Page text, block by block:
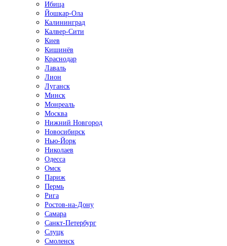
Ибица
Йошкар-Ола
Калининград
Калвер-Сити
Киев
Кишинёв
Краснодар
Лаваль
Лион
Луганск
Минск
Монреаль
Москва
Нижний Новгород
Новосибирск
Нью-Йорк
Николаев
Одесса
Омск
Париж
Пермь
Рига
Ростов-на-Дону
Самара
Санкт-Петербург
Слуцк
Смоленск